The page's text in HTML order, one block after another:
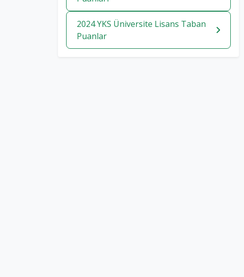
2024 YKS Üniversite Lisans Taban
Puanlar